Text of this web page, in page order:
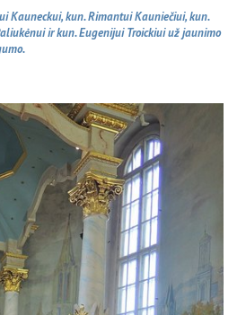
Kauneckui, kun. Rimantui Kauniečiui, kun.
ir kun. Eugenijui Troickiui už jaunimo